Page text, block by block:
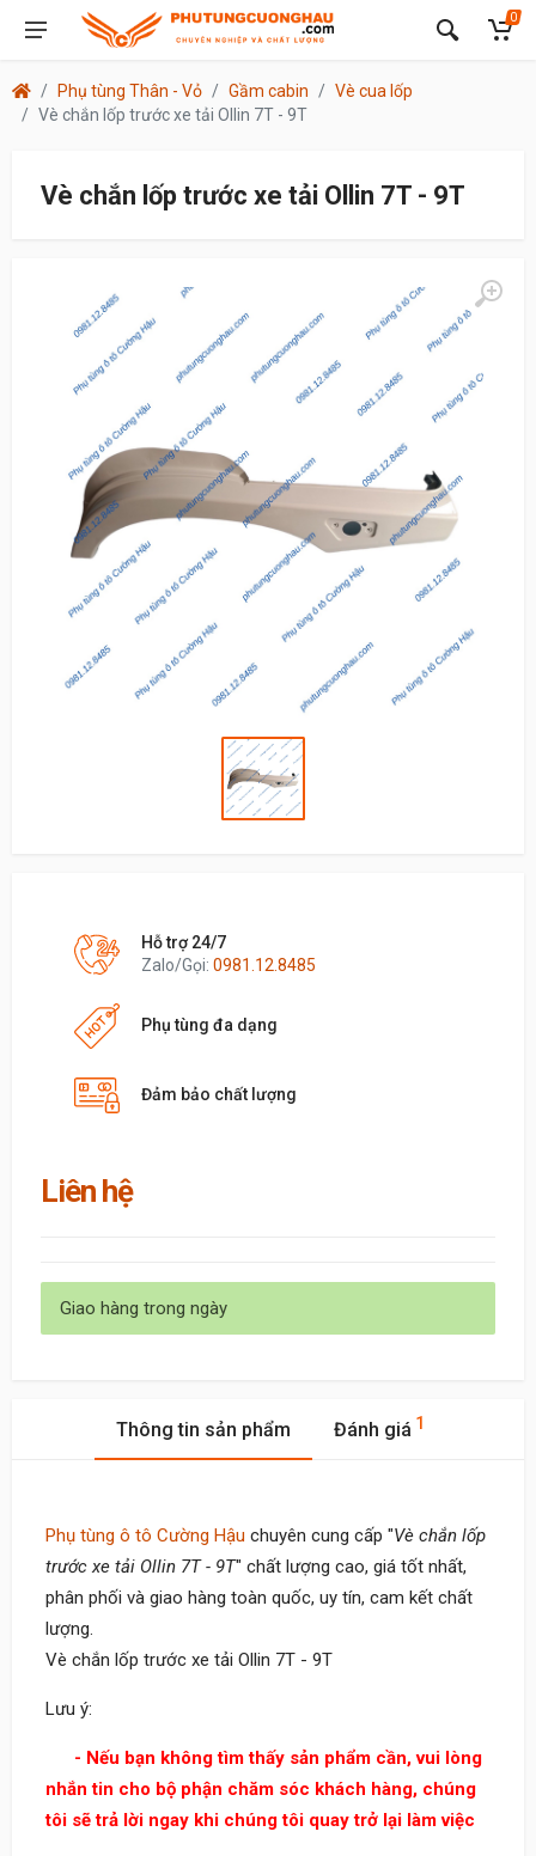
0
Phụ tùng Thân - Vỏ Gầm cabin
Vè cua lốp
Vè chắn lốp trước xe tải Ollin 7T - 9T
Vè chắn lốp trước xe tải Ollin 7T - 9T
Hỗ trợ 24/7
Zalo/Gọi: 0981.12.8485
Phụ tùng đa dạng
Đảm bảo chất lượng
Liên hệ
Giao hàng trong ngày
Thông tin sản phẩm Đánh giá 1
Phụ tùng ô tô Cường Hậu chuyên cung cấp "Vè chắn lốp
trước xe tải Ollin 7T - 9T" chất lượng cao, giá tốt nhất,
phân phối và giao hàng toàn quốc, uy tín, cam kết chất
lượng.
Vè chắn lốp trước xe tải Ollin 7T - 9T
Lưu ý:
- Nếu bạn không tìm thấy sản phẩm cần, vui lòng
nhắn tin cho bộ phận chăm sóc khách hàng, chúng
tôi sẽ trả lời ngay khi chúng tôi quay trở lại làm việc